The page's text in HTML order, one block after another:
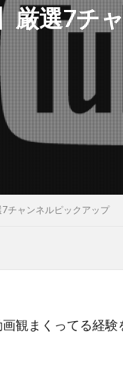
厳選7チ
7チャンネルピックアップ
観まくってる経